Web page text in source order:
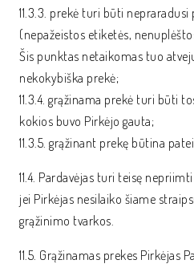
11.3.3. prekė turi būti nepraradusi
(nepažeistos etiketės,
Šis punktas netaikomas tuo
nekokybiška prekė;
11.3.4. grąžinama prekė turi būti
kokios buvo Pirkėjo gauta;
11.3.5. grąžinant prekę būtina
11.4. Pardavėjas turi teisę
jei Pirkėjas nesilaiko šiame
grąžinimo tvarkos.
11.5. Grąžinamas prekes Pirkėjas